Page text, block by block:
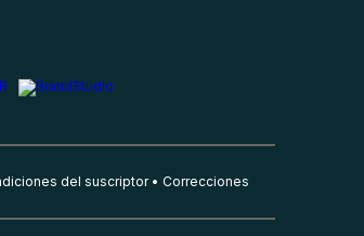
del suscriptor Correcciones